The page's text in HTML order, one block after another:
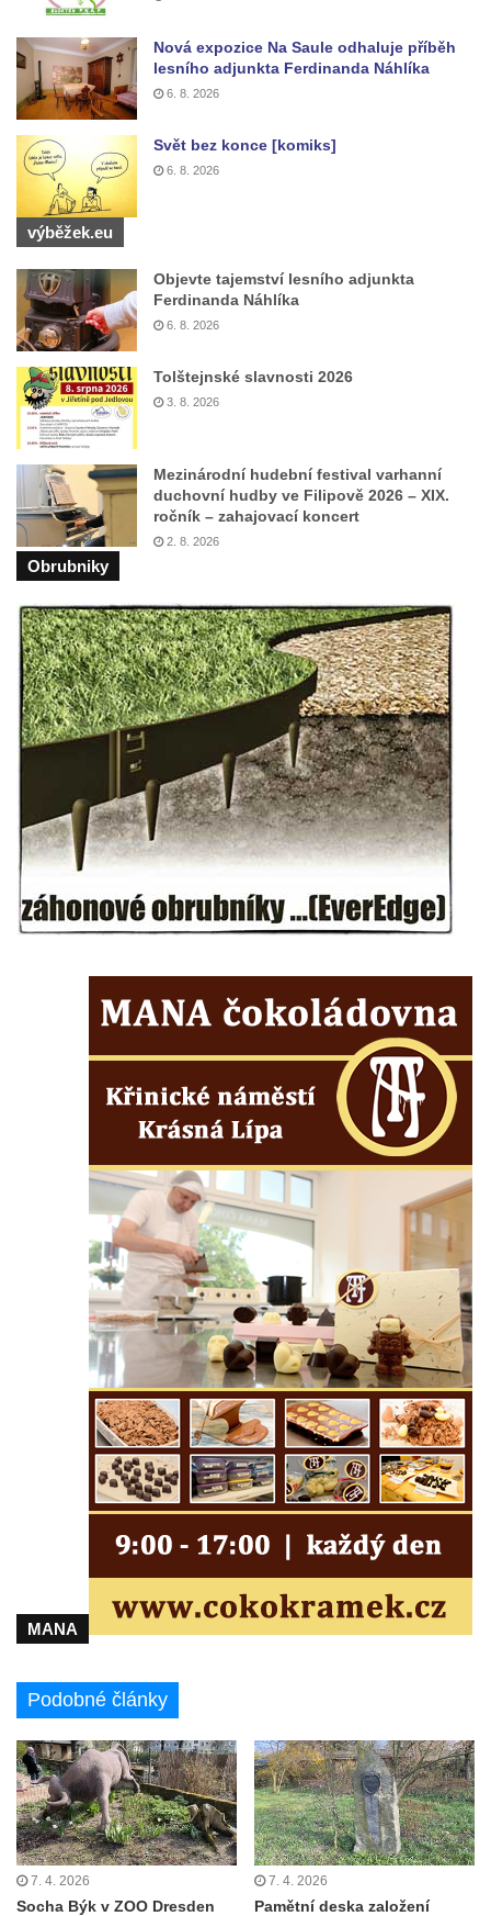
Nová expozice Na Saule odhaluje příběh
lesního adjunkta Ferdinanda Náhlíka
6. 8. 2026
Svět bez konce [komiks]
6. 8. 2026
výběžek.eu
Objevte tajemství lesního adjunkta
Ferdinanda Náhlíka
6. 8. 2026
Tolštejnské slavnosti 2026
3. 8. 2026
Mezinárodní hudební festival varhanní
duchovní hudby ve Filipově 2026 – XIX.
ročník – zahajovací koncert
2. 8. 2026
Obrubniky
MANA
Podobné články
7. 4. 2026
Socha Býk v ZOO Dresden
7. 4. 2026
Pamětní deska založení